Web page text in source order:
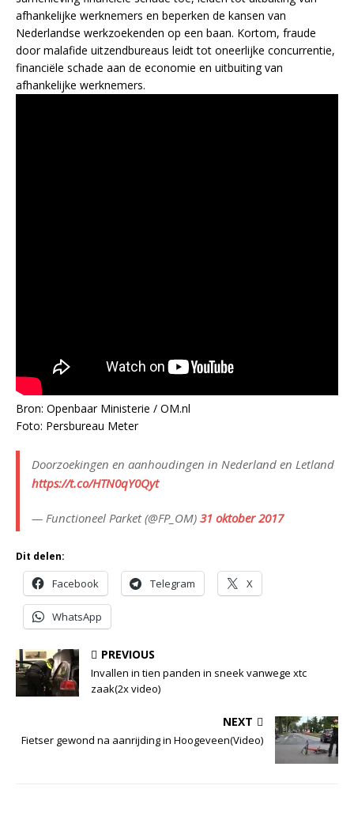
afhankelijke werknemers en beperken de kansen van
Nederlandse werkzoekenden op een baan. Kortom, fraude
door malafide uitzendbureaus leidt tot oneerlijke concurrentie,
financiële schade aan de economie en uitbuiting van
afhankelijke werknemers.
Bron: Openbaar Ministerie / OM.nl
Foto: Persbureau Meter
Doorzoekingen en aanhoudingen in Nederland en Letland
https://t.co/HTN0qY0Qyt
— Functioneel Parket (@FP_OM) 31 oktober 2017
Dit delen:
Facebook Telegram X
WhatsApp
PREVIOUS
Invallen in tien panden in sneek vanwege xtc
zaak(2x video)
NEXT
Fietser gewond na aanrijding in Hoogeveen(Video)